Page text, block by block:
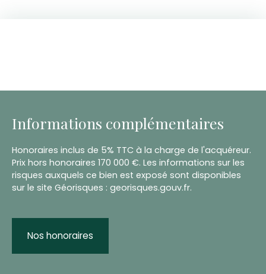
Informations complémentaires
Honoraires inclus de 5% TTC à la charge de l'acquéreur.
Prix hors honoraires 170 000 €. Les informations sur les
risques auxquels ce bien est exposé sont disponibles
sur le site Géorisques : georisques.gouv.fr.
Nos honoraires